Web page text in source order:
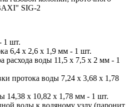
SIG-2
1 шт.
6,4 х 2,6 х 1,9 мм - 1 шт.
расхода воды 11,5 х 7,5 х 2 мм - 1
протока воды 7,24 х 3,68 х 1,78
14,38 х 10,82 х 1,78 мм - 1 шт.